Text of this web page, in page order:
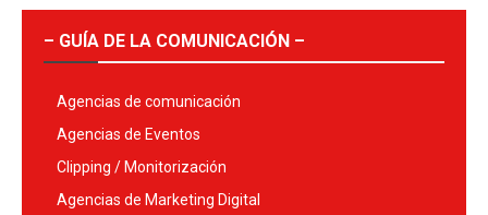
– GUÍA DE LA COMUNICACIÓN –
Agencias de comunicación
Agencias de Eventos
Clipping / Monitorización
Agencias de Marketing Digital